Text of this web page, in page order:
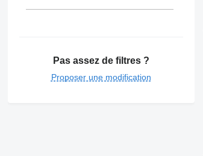
Pas assez de filtres ?
Proposer une modification